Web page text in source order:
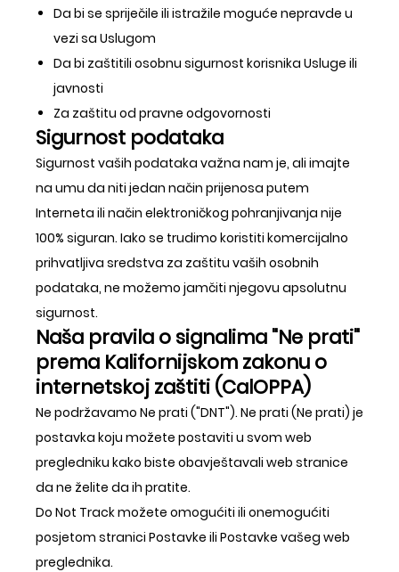
Da bi se spriječile ili istražile moguće nepravde u
vezi sa Uslugom
Da bi zaštitili osobnu sigurnost korisnika Usluge ili
javnosti
Za zaštitu od pravne odgovornosti
Sigurnost podataka
Sigurnost vaših podataka važna nam je, ali imajte
na umu da niti jedan način prijenosa putem
Interneta ili način elektroničkog pohranjivanja nije
100% siguran. Iako se trudimo koristiti komercijalno
prihvatljiva sredstva za zaštitu vaših osobnih
podataka, ne možemo jamčiti njegovu apsolutnu
sigurnost.
Naša pravila o signalima "Ne prati"
prema Kalifornijskom zakonu o
internetskoj zaštiti (CalOPPA)
Ne podržavamo Ne prati ("DNT"). Ne prati (Ne prati) je
postavka koju možete postaviti u svom web
pregledniku kako biste obavještavali web stranice
da ne želite da ih pratite.
Do Not Track možete omogućiti ili onemogućiti
posjetom stranici Postavke ili Postavke vašeg web
preglednika.